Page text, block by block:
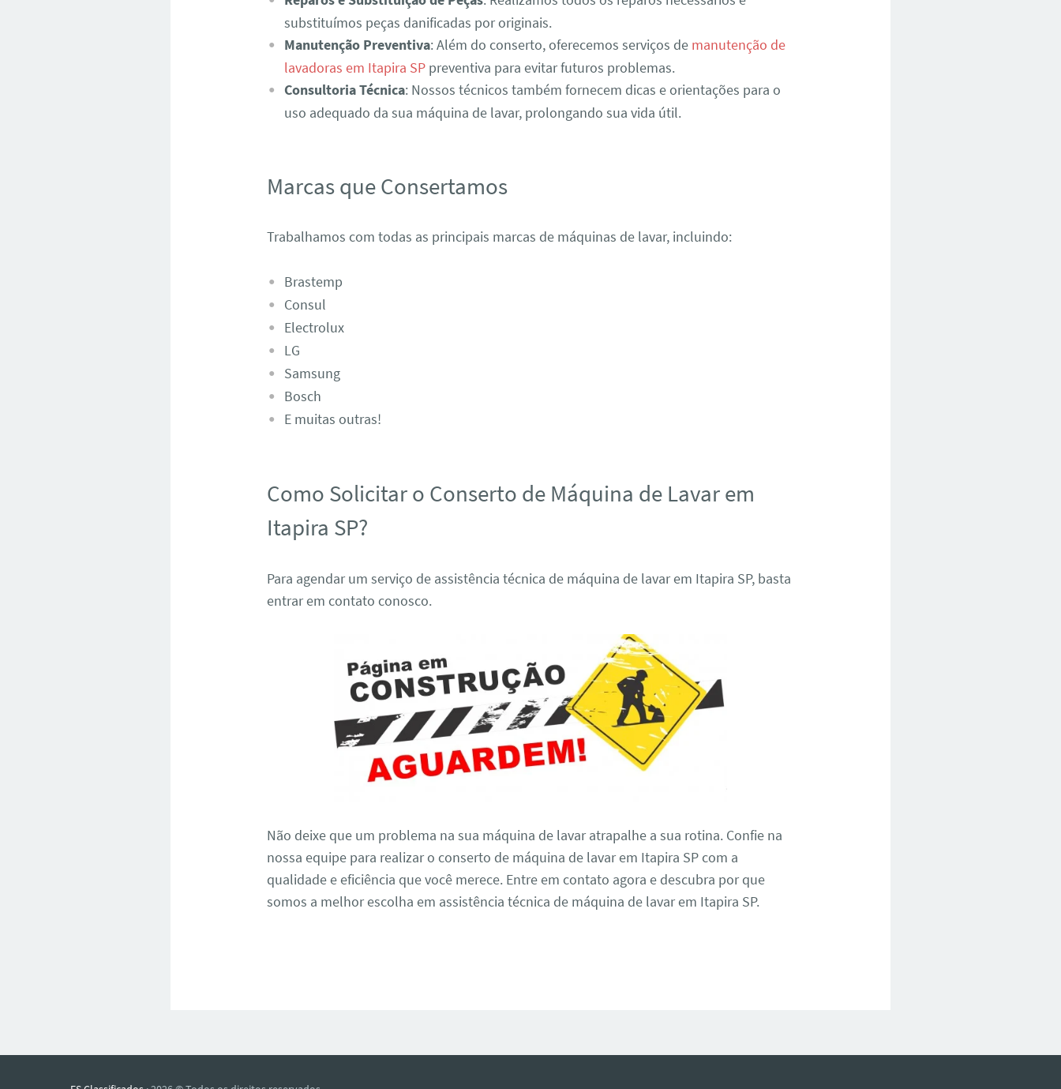
substituímos peças danificadas por originais.
Manutenção Preventiva: Além do conserto, oferecemos serviços de manutenção de
lavadoras em Itapira SPpreventiva para evitar futuros problemas.
Consultoria Técnica: Nossos técnicos também fornecem dicas e orientações para o
uso adequado da sua máquina de lavar, prolongando sua vida útil.
Marcas que Consertamos
Trabalhamos com todas as principais marcas de máquinas de lavar, incluindo:
Brastemp
Consul
Electrolux
LG
Samsung
Bosch
E muitas outras!
Como Solicitar o Conserto de Máquina de Lavar em
Itapira SP?
Para agendar um serviço de assistência técnica de máquina de lavar em Itapira SP, basta
entrar em contato conosco.
Não deixe que um problema na sua máquina de lavar atrapalhe a sua rotina. Confie na
nossa equipe para realizar o conserto de máquina de lavar em Itapira SP com a
qualidade e eficiência que você merece. Entre em contato agora e descubra por que
somos a melhor escolha em assistência técnica de máquina de lavar em Itapira SP.